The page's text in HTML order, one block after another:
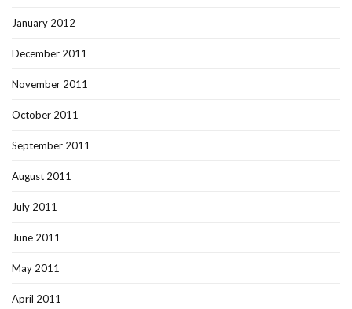
January 2012
December 2011
November 2011
October 2011
September 2011
August 2011
July 2011
June 2011
May 2011
April 2011